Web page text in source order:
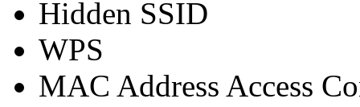
Hidden SSID
WPS
MAC Address Access